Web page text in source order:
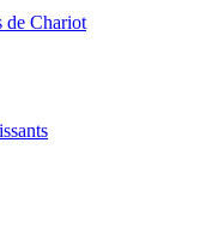
de Chariot